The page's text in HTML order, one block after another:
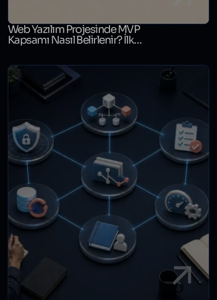
Web Yazılım Projesinde MVP
Kapsamı Nasıl Belirlenir? İlk